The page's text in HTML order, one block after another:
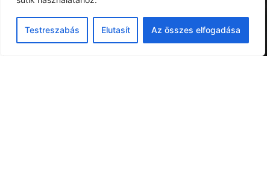
Testreszabás Elutasít Az összes elfogadása